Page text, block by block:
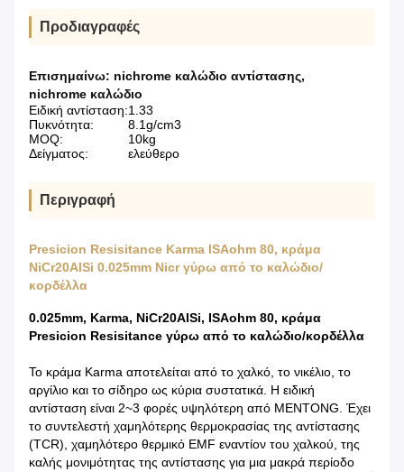
Προδιαγραφές
Επισημαίνω: nichrome καλώδιο αντίστασης,
nichrome καλώδιο
Ειδική αντίσταση:1.33
Πυκνότητα:
8.1g/cm3
MOQ:
10kg
Δείγματος:
ελεύθερο
Περιγραφή
Presicion Resisitance Karma ISAohm 80, κράμα
NiCr20AlSi 0.025mm Nicr γύρω από το καλώδιο/
κορδέλλα
0.025mm, Karma, NiCr20AlSi, ISAohm 80, κράμα
Presicion Resisitance γύρω από το καλώδιο/κορδέλλα
Το κράμα Karma αποτελείται από το χαλκό, το νικέλιο, το
αργίλιο και το σίδηρο ως κύρια συστατικά. Η ειδική
αντίσταση είναι 2~3 φορές υψηλότερη από MENTONG. Έχει
το συντελεστή χαμηλότερης θερμοκρασίας της αντίστασης
(TCR), χαμηλότερο θερμικό EMF εναντίον του χαλκού, της
καλής μονιμότητας της αντίστασης για μια μακρά περίοδο